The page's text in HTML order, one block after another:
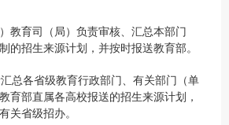
育司（局）负责审核、汇总本部门
的招生来源计划，并按时报送教育部。
各省级教育行政部门、有关部门（单
育部直属各高校报送的招生来源计划，
关省级招办。